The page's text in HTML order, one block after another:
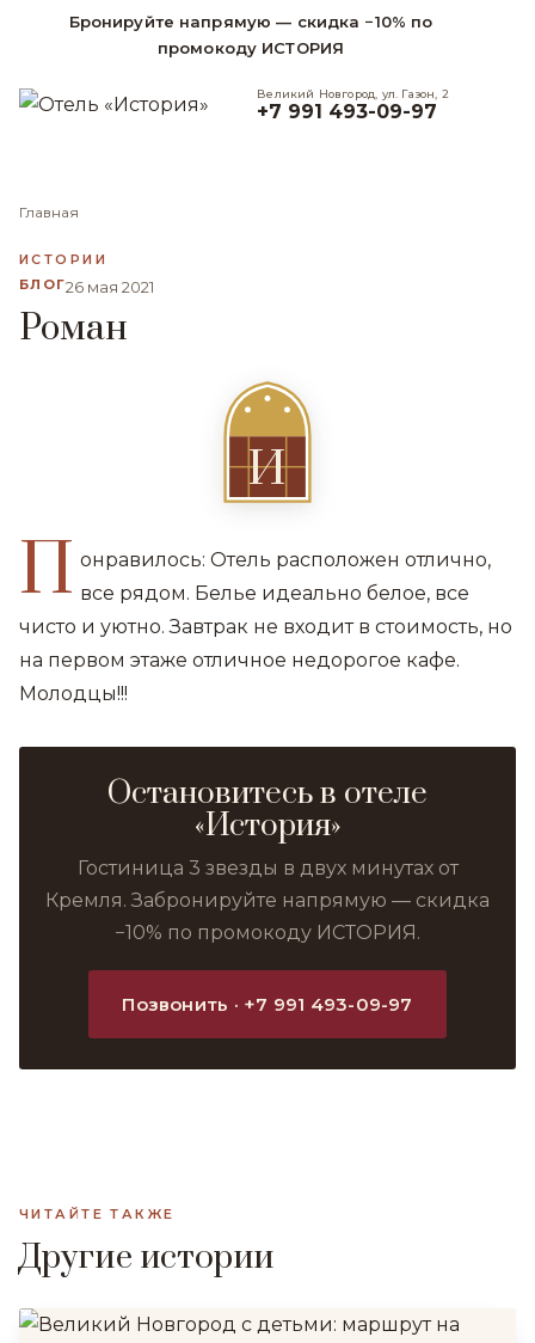
Бронируйте напрямую — скидка −10% по
промокоду ИСТОРИЯ
Великий Новгород, ул. Газон, 2
+7 991 493-09-97
Главная
ИСТОРИИ
БЛОГ26 мая 2021
Роман
И
П онравилось: Отель расположен отлично,
все рядом. Белье идеально белое, все
чисто и уютно. Завтрак не входит в стоимость, но
на первом этаже отличное недорогое кафе.
Молодцы!!!
Остановитесь в отеле
«История»
Гостиница 3 звезды в двух минутах от
Кремля. Забронируйте напрямую — скидка
−10% по промокоду ИСТОРИЯ.
Позвонить · +7 991 493-09-97
ЧИТАЙТЕ ТАКЖЕ
Другие истории